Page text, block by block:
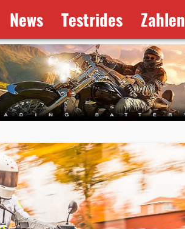
News Testrides Zahlen